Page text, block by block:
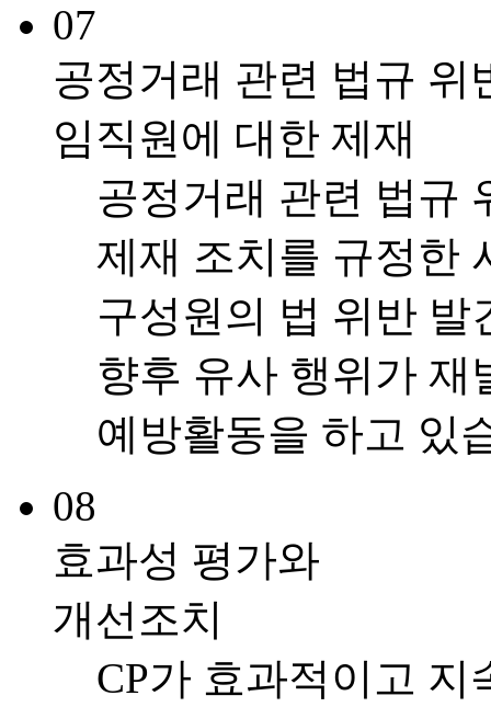
07
공정거래 관련 법규 위
임직원에 대한 제재
공정거래 관련 법규
제재 조치를 규정한
구성원의 법 위반 발
향후 유사 행위가 재
예방활동을 하고 있
08
효과성 평가와
개선조치
CP가 효과적이고